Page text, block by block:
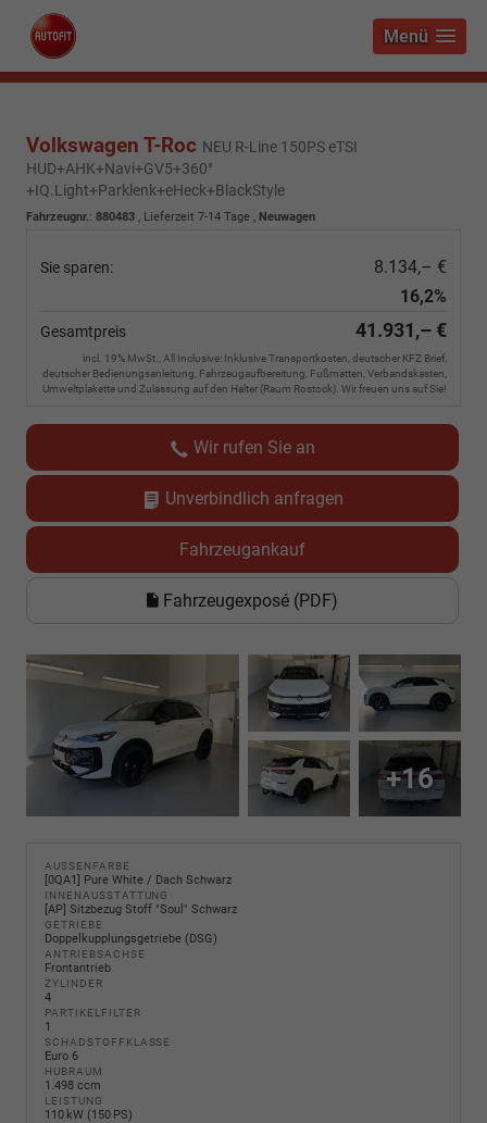
Menü
Volkswagen T-Roc NEU R-Line 150PS eTSI
HUD+AHK+Navi+GV5+360°
+IQ.Light+Parklenk+eHeck+BlackStyle
Fahrzeugnr.: 880483 , Lieferzeit 7-14 Tage , Neuwagen
Sie sparen:
8.134,– €
16,2%
Gesamtpreis 41.931,– €
incl. 19% MwSt., All Inclusive: Inklusive Transportkosten, deutscher KFZ Brief,
deutscher Bedienungsanleitung, Fahrzeugaufbereitung, Fußmatten, Verbandskasten,
Umweltplakette und Zulassung auf den Halter (Raum Rostock). Wir freuen uns auf Sie!
Wir rufen Sie an
Unverbindlich anfragen
Fahrzeugankauf
Fahrzeugexposé (PDF)
+16
AUSSENFARBE
[0QA1] Pure White / Dach Schwarz
INNENAUSSTATTUNG
[AP] Sitzbezug Stoff "Soul" Schwarz
GETRIEBE
Doppelkupplungsgetriebe (DSG)
ANTRIEBSACHSE
Frontantrieb
ZYLINDER
4
PARTIKELFILTER
1
SCHADSTOFFKLASSE
Euro 6
HUBRAUM
1.498 ccm
LEISTUNG
110 kW (150 PS)